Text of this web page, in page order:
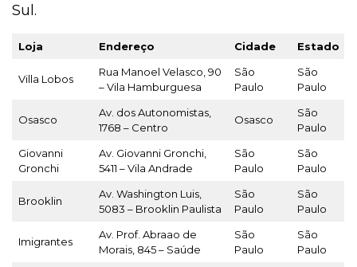
Sul.
Loja Endereço Cidade Estado
Villa Lobos
Rua Manoel Velasco, 90
– Vila Hamburguesa
São
Paulo
São
Paulo
Osasco
Av. dos Autonomistas,
1768 – Centro
Osasco
São
Paulo
Giovanni
Gronchi
Av. Giovanni Gronchi,
5411 – Vila Andrade
São
Paulo
São
Paulo
Brooklin
Av. Washington Luis,
5083 – Brooklin Paulista
São
Paulo
São
Paulo
Imigrantes
Av. Prof. Abraao de
Morais, 845 – Saúde
São
Paulo
São
Paulo